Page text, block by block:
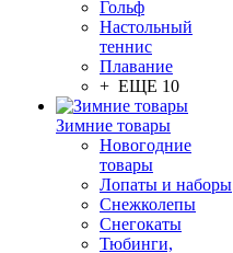
Гольф
Настольный
теннис
Плавание
+ ЕЩЕ 10
Зимние товары
Новогодние
товары
Лопаты и наборы
Снежколепы
Снегокаты
Тюбинги,